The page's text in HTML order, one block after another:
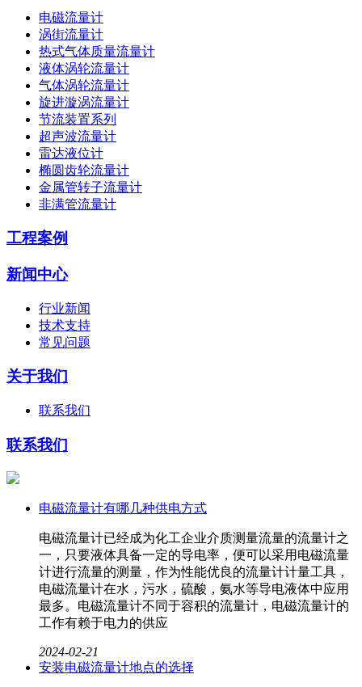
电磁流量计
涡街流量计
热式气体质量流量计
液体涡轮流量计
气体涡轮流量计
旋进漩涡流量计
节流装置系列
超声波流量计
雷达液位计
椭圆齿轮流量计
金属管转子流量计
非满管流量计
工程案例
新闻中心
行业新闻
技术支持
常见问题
关于我们
联系我们
联系我们
电磁流量计有哪几种供电方式
电磁流量计已经成为化工企业介质测量流量的流量计之
一，只要液体具备一定的导电率，便可以采用电磁流量
计进行流量的测量，作为性能优良的流量计计量工具，
电磁流量计在水，污水，硫酸，氨水等导电液体中应用
最多。电磁流量计不同于容积的流量计，电磁流量计的
工作有赖于电力的供应
2024-02-21
安装电磁流量计地点的选择